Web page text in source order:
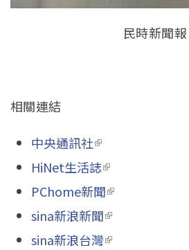
民時新聞報
相關連結
中央通訊社(link is external)
HiNet生活誌(link is external)
PChome新聞(link is external)
sina新浪新聞(link is external)
sina新浪台灣(link is external)